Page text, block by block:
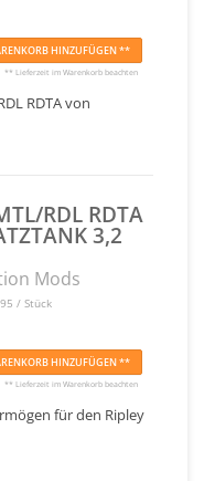
HINZUFÜGEN **
** Lieferzeit im Warenkorb beachten
RDTA von
RDL RDTA
3,2
Mods
/ Stück
HINZUFÜGEN **
** Lieferzeit im Warenkorb beachten
für den Ripley